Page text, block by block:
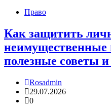
Право
Как защитить
неимущественные
полезные советы
Rosadmin
29.07.2026
0